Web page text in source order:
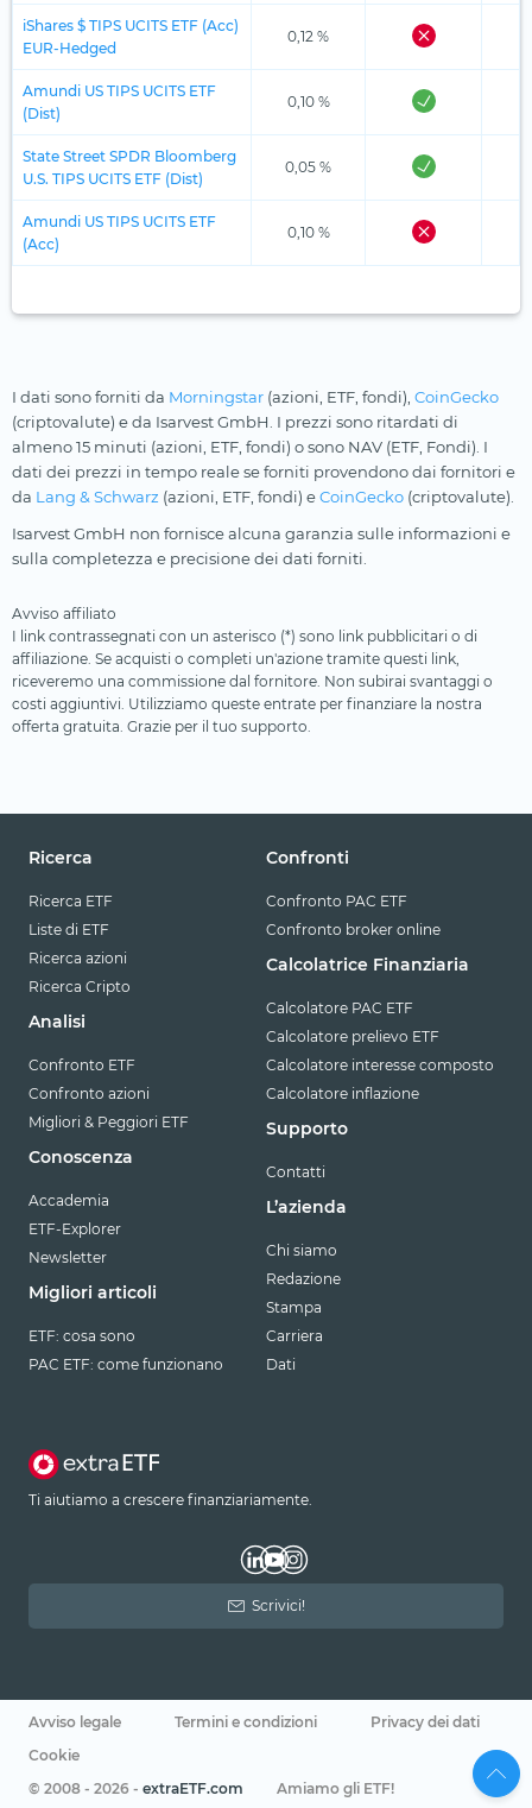
iShares $ TIPS UCITS ETF (Acc)
EUR-Hedged
0,12 %
Amundi US TIPS UCITS ETF
(Dist)
0,10 %
State Street SPDR Bloomberg
U.S. TIPS UCITS ETF (Dist)
0,05 %
Amundi US TIPS UCITS ETF
(Acc)
0,10 %
I dati sono forniti da Morningstar (azioni, ETF, fondi), CoinGecko
(criptovalute) e da Isarvest GmbH. I prezzi sono ritardati di
almeno 15 minuti (azioni, ETF, fondi) o sono NAV (ETF, Fondi). I
dati dei prezzi in tempo reale se forniti provendono dai fornitori e
da Lang & Schwarz (azioni, ETF, fondi) eCoinGecko (criptovalute).
Isarvest GmbH non fornisce alcuna garanzia sulle informazioni e
sulla completezza e precisione dei dati forniti.
Avviso affiliato
I link contrassegnati con un asterisco (*) sono link pubblicitari o di
affiliazione. Se acquisti o completi un'azione tramite questi link,
riceveremo una commissione dal fornitore. Non subirai svantaggi o
costi aggiuntivi. Utilizziamo queste entrate per finanziare la nostra
offerta gratuita. Grazie per il tuo supporto.
Ricerca
Ricerca ETF
Liste di ETF
Ricerca azioni
Ricerca Cripto
Analisi
Confronto ETF
Confronto azioni
Migliori & Peggiori ETF
Conoscenza
Accademia
ETF-Explorer
Newsletter
Migliori articoli
ETF: cosa sono
PAC ETF: come funzionano
Confronti
Confronto PAC ETF
Confronto broker online
Calcolatrice Finanziaria
Calcolatore PAC ETF
Calcolatore prelievo ETF
Calcolatore interesse composto
Calcolatore inflazione
Supporto
Contatti
L’azienda
Chi siamo
Redazione
Stampa
Carriera
Dati
Ti aiutiamo a crescere finanziariamente.
Scrivici!
Avviso legale Termini e condizioni
Privacy dei dati
Cookie
© 2008 - 2026 - extraETF.com Amiamo gli ETF!